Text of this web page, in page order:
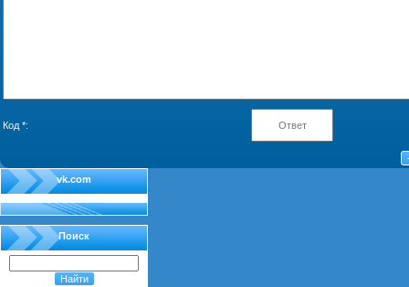
Код *:
vk.com
Поиск